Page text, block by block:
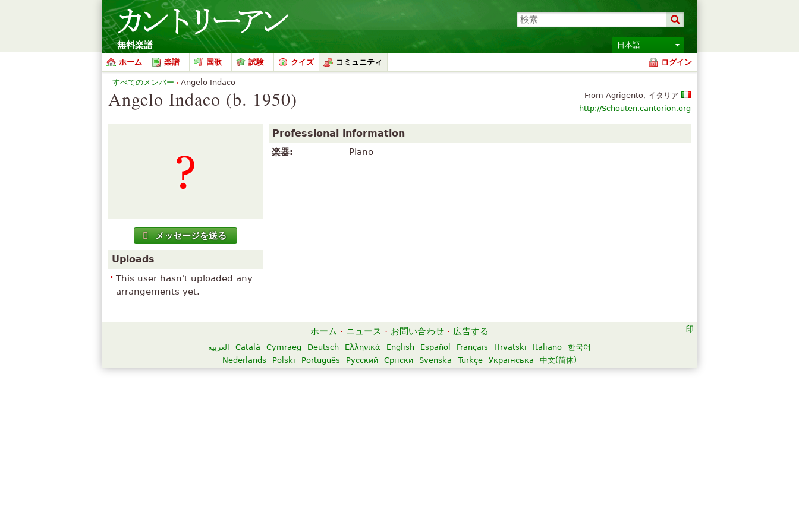
無料楽譜
日本語
ホーム
楽譜 国歌 試験 クイズ コミュニティ ログイン
From Agrigento, イタリア
http://Schouten.cantorion.org
Angelo Indaco (b. 1950)
メッセージを送る
Uploads
This user hasn't uploaded any
arrangements yet.
Professional information
楽器: PIano
すべてのメンバー Angelo Indaco
ホーム · ニュース · お問い合わせ · 広告する
العربية Català Cymraeg Deutsch Ελληνικά English Español Français Hrvatski Italiano
한국어
Nederlands
Polski Português Русский Српски Svenska Türkçe Українська 中文(简体)